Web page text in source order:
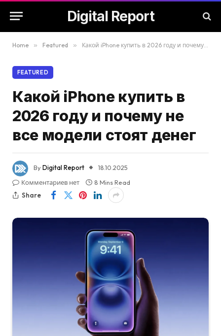
Digital Report
Home » Featured » Какой iPhone купить в 2026 году и почему не все модели стоят денег
FEATURED
Какой iPhone купить в
2026 году и почему не
все модели стоят денег
ByDigital Report
18.10.2025
Комментариев нет
8 Mins Read
Share